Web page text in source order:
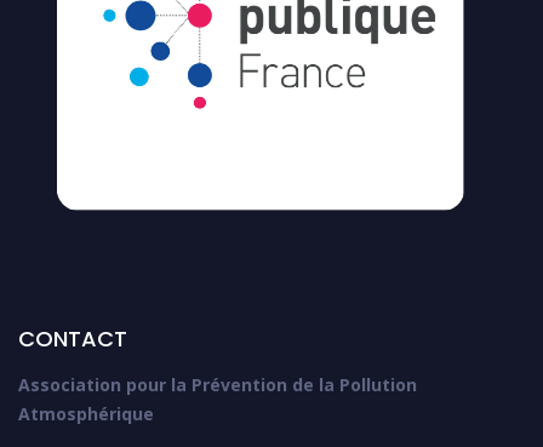
CONTACT
Association pour la Prévention de la Pollution
Atmosphérique